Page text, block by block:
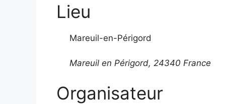
Lieu
Mareuil-en-Périgord
Mareuil en Périgord, 24340 France
Organisateur